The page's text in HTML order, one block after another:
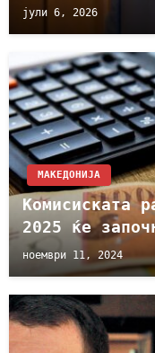
јули 6, 2026
МАКЕДОНИЈА
Комисиската
2025 ќе
ноември 11, 2024